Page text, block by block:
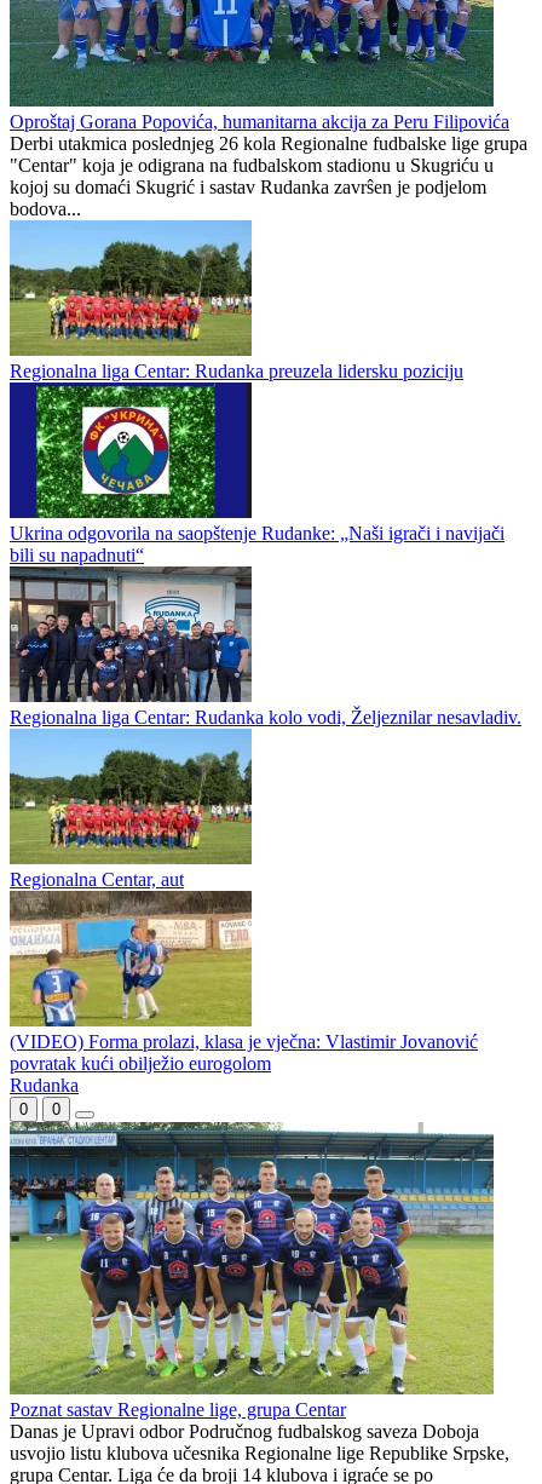
u utakmici koja je trajala
preko dva i pol sata
zbog dopinga propustio
godinu i osam mjeseci:
Sada se konačno oglasio
Preporučuje ContentExchange
Regionalna liga Republike Srpske - Centar
0 0
Oproštaj Gorana Popovića, humanitarna akcija za Peru Filipovića
Derbi utakmica poslednjeg 26 kola Regionalne fudbalske lige grupa
"Centar" koja je odigrana na fudbalskom stadionu u Skugriću u
kojoj su domaći Skugrić i sastav Rudanka zavrŝen je podjelom
bodova...
Regionalna liga Centar: Rudanka preuzela lidersku poziciju
Ukrina odgovorila na saopštenje Rudanke: „Naši igrači i navijači
bili su napadnuti“
Regionalna liga Centar: Rudanka kolo vodi, Željeznilar nesavladiv.
Regionalna Centar, aut
(VIDEO) Forma prolazi, klasa je vječna: Vlastimir Jovanović
povratak kući obilježio eurogolom
Rudanka
0 0